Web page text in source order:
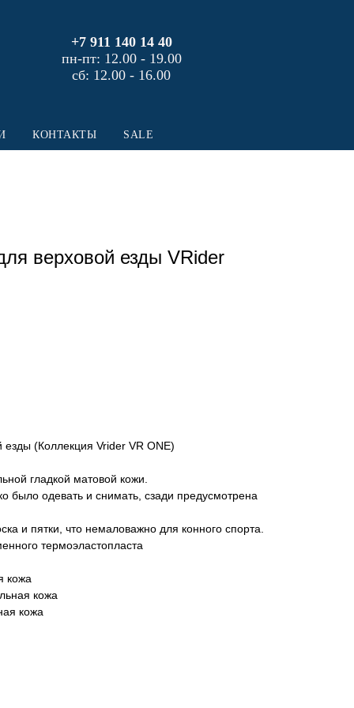
+7 911 140 14 40
пн-пт: 12.00 - 19.00
сб: 12.00 - 16.00
КОНТАКТЫ SALE
верховой езды VRider
(Коллекция Vrider VR ONE)
гладкой матовой кожи.
было одевать и снимать, сзади предусмотрена
и пятки, что немаловажно для конного спорта.
термоэластопласта
кожа
кожа
кожа